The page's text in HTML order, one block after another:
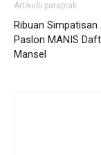
Artikulli paraprak
Ribuan Simpatisan
Paslon MANIS
Mansel